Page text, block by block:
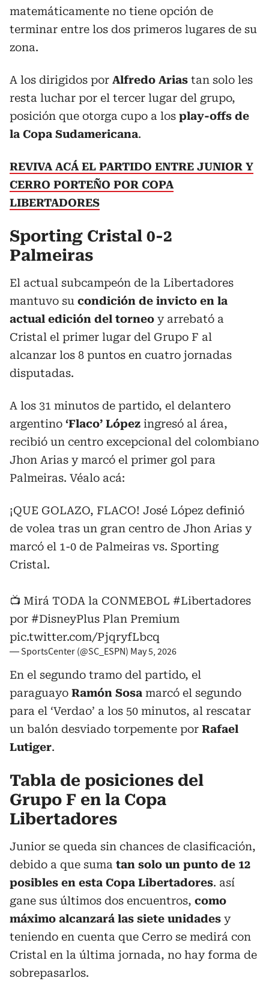
matemáticamente no tiene opción de
terminar entre los dos primeros lugares de su
zona.
A los dirigidos por Alfredo Arias tan solo les
resta luchar por el tercer lugar del grupo,
posición que otorga cupo a los play-offs de
la Copa Sudamericana.
REVIVA ACÁ EL PARTIDO ENTRE JUNIOR Y
CERRO PORTEÑO POR COPA
LIBERTADORES
Sporting Cristal 0-2
Palmeiras
El actual subcampeón de la Libertadores
mantuvo su condición de invicto en la
actual edición del torneo y arrebató a
Cristal el primer lugar del Grupo F al
alcanzar los 8 puntos en cuatro jornadas
disputadas.
A los 31 minutos de partido, el delantero
argentino ‘Flaco’ López ingresó al área,
recibió un centro excepcional del colombiano
Jhon Arias y marcó el primer gol para
Palmeiras. Véalo acá:
¡QUE GOLAZO, FLACO! José López definió
de volea tras un gran centro de Jhon Arias y
marcó el 1-0 de Palmeiras vs. Sporting
Cristal.
📺 Mirá TODA la CONMEBOL #Libertadores
por #DisneyPlus Plan Premium
pic.twitter.com/PjqryfLbcq
— SportsCenter (@SC_ESPN) May 5, 2026
En el segundo tramo del partido, el
paraguayo Ramón Sosa marcó el segundo
para el ‘Verdao’ a los 50 minutos, al rescatar
un balón desviado torpemente por Rafael
Lutiger.
Tabla de posiciones del
Grupo F en la Copa
Libertadores
Junior se queda sin chances de clasificación,
debido a que suma tan solo un punto de 12
posibles en esta Copa Libertadores. así
gane sus últimos dos encuentros, como
máximo alcanzará las siete unidades y
teniendo en cuenta que Cerro se medirá con
Cristal en la última jornada, no hay forma de
sobrepasarlos.